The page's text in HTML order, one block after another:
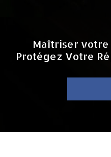
Maîtriser votre
Protégez Votre